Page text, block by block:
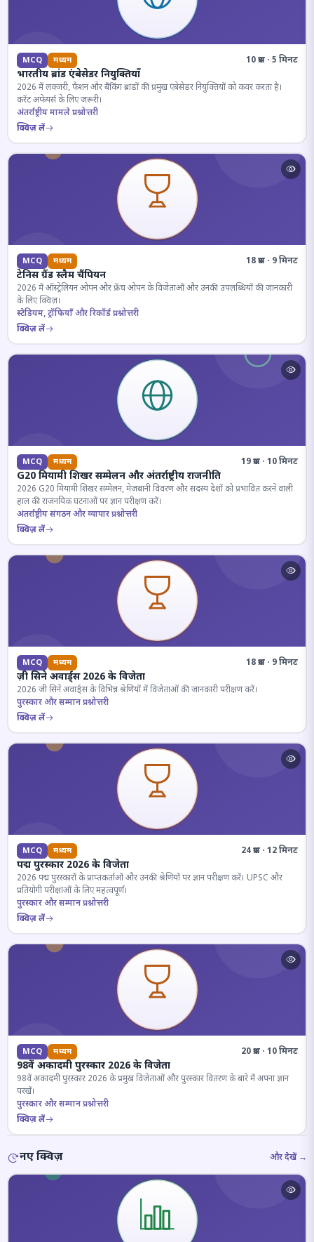
MCQ मध्यम 10 प्रश्न · 5 मिनट
भारतीय ब्रांड एंबेसेडर नियुक्तियाँ
2026 में लक्जरी, फैशन और बैंकिंग ब्रांडों की प्रमुख एंबेसेडर नियुक्तियों को कवर करता है।
करेंट अफेयर्स के लिए जरूरी।
अंतर्राष्ट्रीय मामले प्रश्नोत्तरी
क्विज़ लें
MCQ मध्यम 18 प्रश्न · 9 मिनट
टेनिस ग्रैंड स्लैम चैंपियन
2026 में ऑस्ट्रेलियन ओपन और फ्रेंच ओपन के विजेताओं और उनकी उपलब्धियों की जानकारी
के लिए क्विज़।
स्टेडियम, ट्रॉफियाँ और रिकॉर्ड प्रश्नोत्तरी
क्विज़ लें
MCQ मध्यम 19 प्रश्न · 10 मिनट
G20 मियामी शिखर सम्मेलन और अंतर्राष्ट्रीय राजनीति
2026 G20 मियामी शिखर सम्मेलन, मेजबानी विवरण और सदस्य देशों को प्रभावित करने वाली
हाल की राजनयिक घटनाओं पर ज्ञान परीक्षण करें।
अंतर्राष्ट्रीय संगठन और व्यापार प्रश्नोत्तरी
क्विज़ लें
MCQ मध्यम 18 प्रश्न · 9 मिनट
ज़ी सिने अवार्ड्स 2026 के विजेता
2026 जी सिने अवार्ड्स के विभिन्न श्रेणियों में विजेताओं की जानकारी परीक्षण करें।
पुरस्कार और सम्मान प्रश्नोत्तरी
क्विज़ लें
MCQ मध्यम 24 प्रश्न · 12 मिनट
पद्म पुरस्कार 2026 के विजेता
2026 पद्म पुरस्कारों के प्राप्तकर्ताओं और उनकी श्रेणियों पर ज्ञान परीक्षण करें। UPSC और
प्रतियोगी परीक्षाओं के लिए महत्वपूर्ण।
पुरस्कार और सम्मान प्रश्नोत्तरी
क्विज़ लें
MCQ मध्यम 20 प्रश्न · 10 मिनट
98वें अकादमी पुरस्कार 2026 के विजेता
98वें अकादमी पुरस्कार 2026 के प्रमुख विजेताओं और पुरस्कार वितरण के बारे में अपना ज्ञान
परखें।
पुरस्कार और सम्मान प्रश्नोत्तरी
क्विज़ लें
नए क्विज़ और देखें →